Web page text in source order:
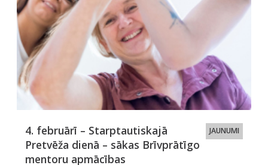
JAUNUMI
4. februārī – Starptautiskajā
Pretvēža dienā – sākas Brīvprātīgo
mentoru apmācības